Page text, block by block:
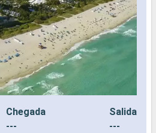
Chegada
---
Salida
---